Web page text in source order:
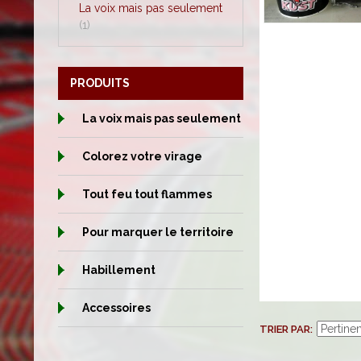
La voix mais pas seulement
(1)
TRIER PAR
PRODUITS
La voix mais pas seulement
Colorez votre virage
Tout feu tout flammes
Pour marquer le territoire
Habillement
Accessoires